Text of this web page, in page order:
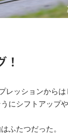
レッションから
にシフトアップ
ふたつだった。